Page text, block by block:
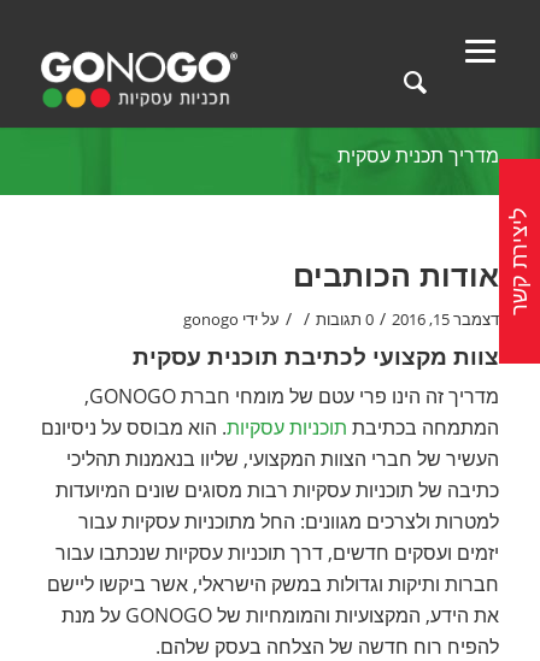
מדריך תכנית עסקית
אודות הכותבים
דצמבר 15, 2016 / 0 תגובות /
/ על ידי gonogo
צוות מקצועי לכתיבת תוכנית עסקית
מדריך זה הינו פרי עטם של מומחי חברת GONOGO,
המתמחה בכתיבת תוכניות עסקיות. הוא מבוסס על ניסיונם
העשיר של חברי הצוות המקצועי, שליוו בנאמנות תהליכי
כתיבה של תוכניות עסקיות רבות מסוגים שונים המיועדות
למטרות ולצרכים מגוונים: החל מתוכניות עסקיות עבור
יזמים ועסקים חדשים, דרך תוכניות עסקיות שנכתבו עבור
חברות ותיקות וגדולות במשק הישראלי, אשר ביקשו ליישם
את הידע, המקצועיות והמומחיות של GONOGO על מנת
להפיח רוח חדשה של הצלחה בעסק שלהם.
ליצירת קשר